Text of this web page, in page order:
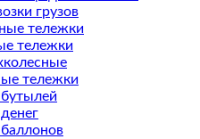
грузов
тележки
тележки
тележки